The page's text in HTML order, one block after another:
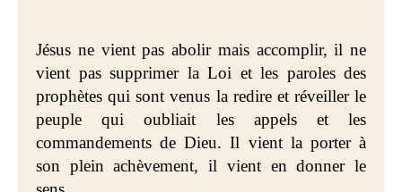
Jésus ne vient pas abolir mais accomplir, il ne
vient pas supprimer la Loi et les paroles des
prophètes qui sont venus la redire et réveiller le
peuple qui oubliait les appels et les
commandements de Dieu. Il vient la porter à
son plein achèvement, il vient en donner le